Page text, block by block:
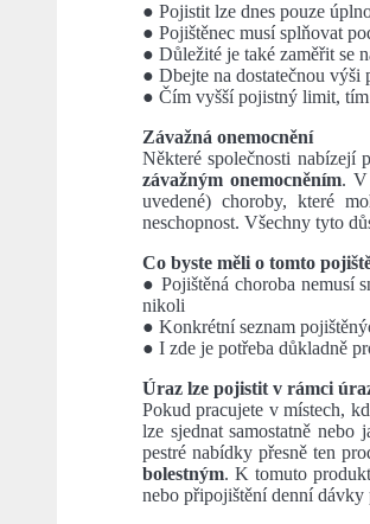
● Pojistit lze dnes pouze
● Pojištěnec musí splňovat
● Důležité je také zaměřit se
● Dbejte na dostatečnou výši
● Čím vyšší pojistný limit,
Závažná onemocnění
Některé společnosti nabízejí
závažným onemocněním. V
uvedené) choroby, které
neschopnost. Všechny tyto
Co byste měli o tomto
● Pojištěná choroba nemusí
nikoli
● Konkrétní seznam
● I zde je potřeba důkladně
Úraz lze pojistit v rámci
Pokud pracujete v místech,
lze sjednat samostatně
pestré nabídky přesně ten
bolestným. K tomuto
nebo připojištění denní dávky